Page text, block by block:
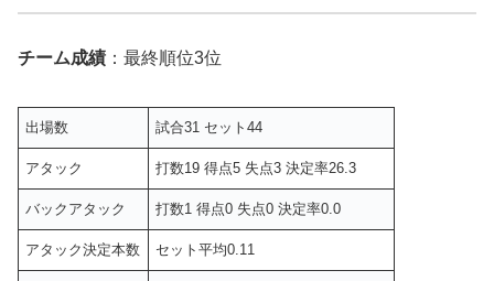
チーム成績 ：最終順位3位
出場数 試合31 セット44
アタック 打数19 得点5 失点3 決定率26.3
バックアタック 打数1 得点0 失点0 決定率0.0
アタック決定本数 セット平均0.11